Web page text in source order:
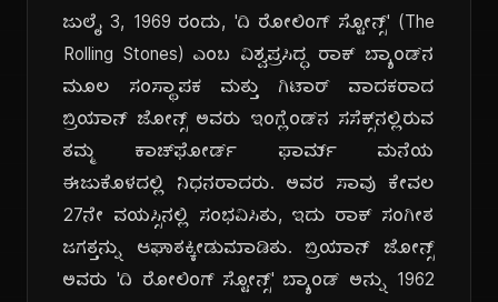
ಜುಲೈ 3, 1969 ರಂದು, 'ದಿ ರೋಲಿಂಗ್ ಸ್ಟೋನ್ಸ್' (The
Rolling Stones) ಎಂಬ ವಿಶ್ವಪ್ರಸಿದ್ಧ ರಾಕ್ ಬ್ಯಾಂಡ್‌ನ
ಮೂಲ ಸಂಸ್ಥಾಪಕ ಮತ್ತು ಗಿಟಾರ್ ವಾದಕರಾದ
ಬ್ರಿಯಾನ್ ಜೋನ್ಸ್ ಅವರು ಇಂಗ್ಲೆಂಡ್‌ನ ಸಸೆಕ್ಸ್‌ನಲ್ಲಿರುವ
ತಮ್ಮ ಕಾಚ್‌ಫೋರ್ಡ್ ಫಾರ್ಮ್ ಮನೆಯ
ಈಜುಕೊಳದಲ್ಲಿ ನಿಧನರಾದರು. ಅವರ ಸಾವು ಕೇವಲ
27ನೇ ವಯಸ್ಸಿನಲ್ಲಿ ಸಂಭವಿಸಿತು, ಇದು ರಾಕ್ ಸಂಗೀತ
ಜಗತ್ತನ್ನು ಆಘಾತಕ್ಕೀಡುಮಾಡಿತು. ಬ್ರಿಯಾನ್ ಜೋನ್ಸ್
ಅವರು 'ದಿ ರೋಲಿಂಗ್ ಸ್ಟೋನ್ಸ್' ಬ್ಯಾಂಡ್ ಅನ್ನು 1962